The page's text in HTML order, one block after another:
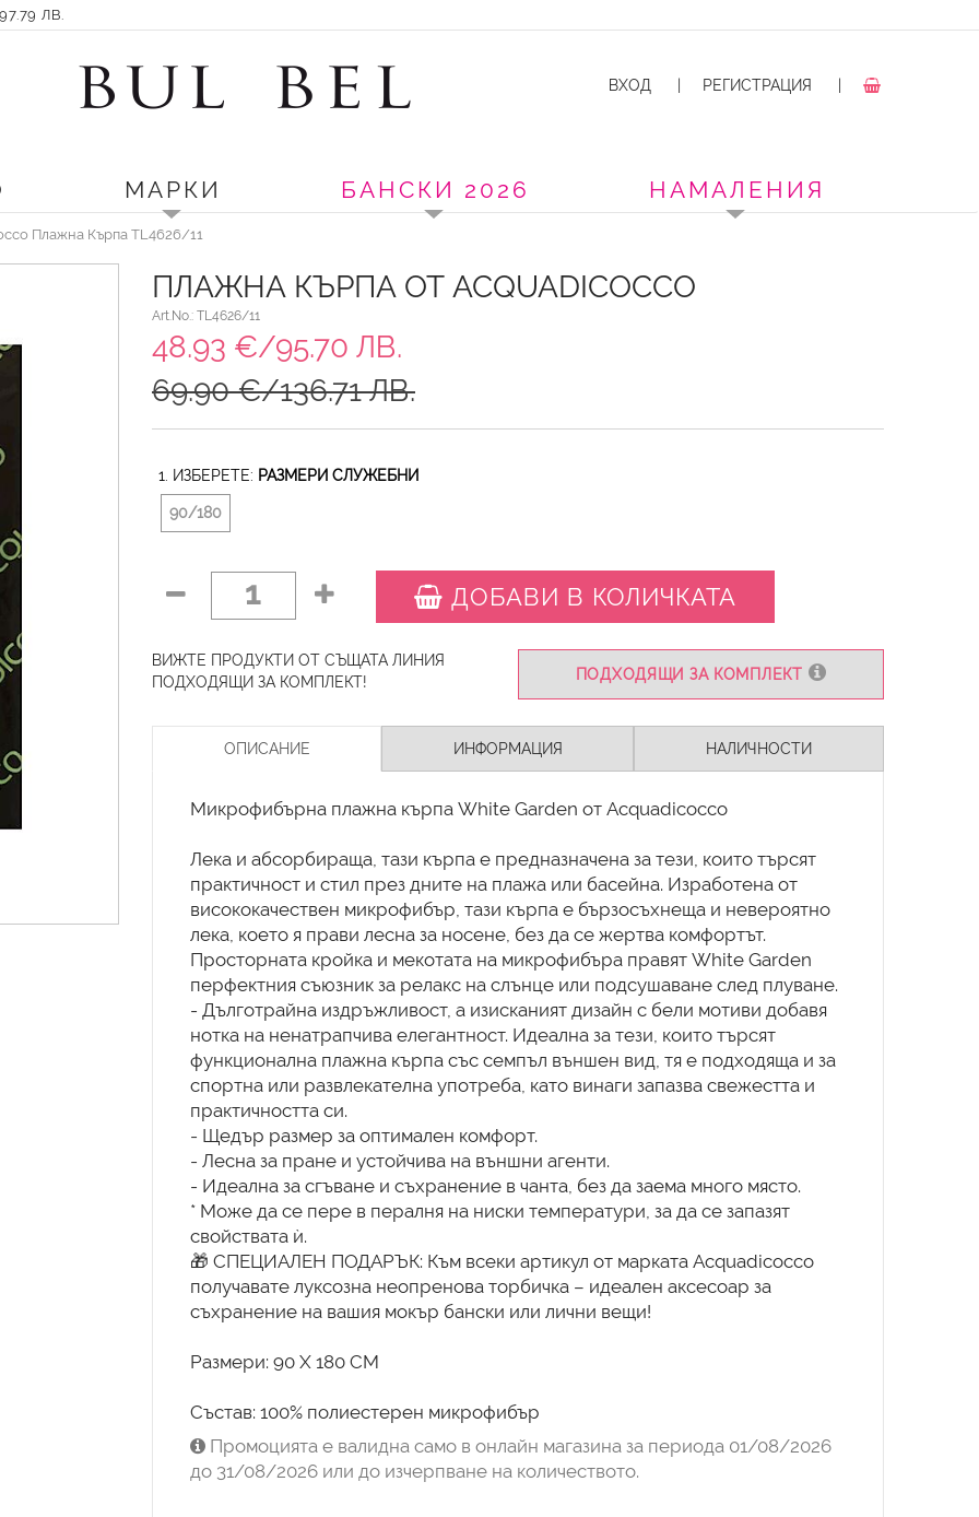
ЛВ.
ВХОД РЕГИСТРАЦИЯ
МАРКИ БАНСКИ 2026 НАМАЛЕНИЯ
Плажна Кърпа TL4626/11
ПЛАЖНА КЪРПА ОТ ACQUADICOCCO
Art.No.: TL4626/11
48.93 €/95.70 ЛВ.
69.90 €/136.71 ЛВ.
1. ИЗБЕРЕТЕ: РАЗМЕРИ СЛУЖЕБНИ
90/180
1 ДОБАВИ В КОЛИЧКАТА
ПОДХОДЯЩИ ЗА КОМПЛЕКТ
ВИЖТЕ ПРОДУКТИ ОТ СЪЩАТА ЛИНИЯ
ПОДХОДЯЩИ ЗА КОМПЛЕКТ!
ОПИСАНИЕ ИНФОРМАЦИЯ НАЛИЧНОСТИ
Микрофибърна плажна кърпа White Garden от Acquadicocco
Лека и абсорбираща, тази кърпа е предназначена за тези, които търсят
практичност и стил през дните на плажа или басейна. Изработена от
висококачествен микрофибър, тази кърпа е бързосъхнеща и невероятно
лека, което я прави лесна за носене, без да се жертва комфортът.
Просторната кройка и мекотата на микрофибъра правят White Garden
перфектния съюзник за релакс на слънце или подсушаване след плуване.
- Дълготрайна издръжливост, а изисканият дизайн с бели мотиви добавя
нотка на ненатрапчива елегантност. Идеална за тези, които търсят
функционална плажна кърпа със семпъл външен вид, тя е подходяща и за
спортна или развлекателна употреба, като винаги запазва свежестта и
практичността си.
- Щедър размер за оптимален комфорт.
- Лесна за пране и устойчива на външни агенти.
- Идеална за сгъване и съхранение в чанта, без да заема много място.
* Може да се пере в пералня на ниски температури, за да се запазят
свойствата ѝ.
🎁 СПЕЦИАЛЕН ПОДАРЪК: Към всеки артикул от марката Acquadicocco
получавате луксозна неопренова торбичка – идеален аксесоар за
съхранение на вашия мокър бански или лични вещи!
Размери: 90 X 180 CM
Състав: 100% полиестерен микрофибър
Промоцията е валидна само в онлайн магазина за периода 01/08/2026
до 31/08/2026 или до изчерпване на количеството.